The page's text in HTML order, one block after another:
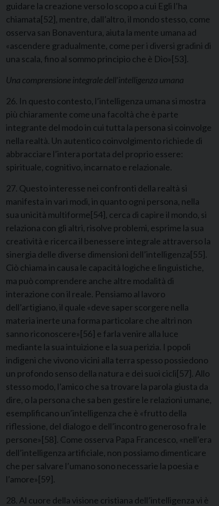
guidare la creazione verso lo scopo a cui Egli l’ha
chiamata[52], mentre, dall’altro, il mondo stesso, come
osserva san Bonaventura, aiuta la mente umana ad
«ascendere gradualmente, come per i diversi gradini di
una scala, fino al sommo principio che è Dio»[53].
Una comprensione integrale dell’intelligenza umana
26. In questo contesto, l’intelligenza umana si mostra
più chiaramente come una facoltà che è parte
integrante del modo in cui tutta la persona si coinvolge
nella realtà. Un autentico coinvolgimento richiede di
abbracciare l’intera portata del proprio essere:
spirituale, cognitivo, incarnato e relazionale.
27. Questo interesse nei confronti della realtà si
manifesta in vari modi, in quanto ogni persona, nella
sua unicità multiforme[54], cerca di capire il mondo, si
relaziona con gli altri, risolve problemi, esprime la sua
creatività e ricerca il benessere integrale attraverso la
sinergia delle diverse dimensioni dell’intelligenza[55].
Ciò chiama in causa le capacità logiche e linguistiche,
ma può comprendere anche altre modalità di
interazione con il reale. Pensiamo al lavoro
dell’artigiano, il quale «deve saper scorgere nella
materia inerte una forma particolare che altri non
sanno riconoscere»[56] e farla venire alla luce
mediante la sua intuizione e la sua perizia. I popoli
indigeni che vivono vicini alla terra spesso possiedono
un profondo senso della natura e dei suoi cicli[57]. Allo
stesso modo, l’amico che sa trovare la parola giusta da
dire, o la persona che sa ben gestire le relazioni umane,
esemplificano un’intelligenza che è «frutto della
riflessione, del dialogo e dell’incontro generoso fra le
persone»[58]. Come osserva Papa Francesco, «nell’era
dell’intelligenza artificiale, non possiamo dimenticare
che per salvare l’umano sono necessarie la poesia e
l’amore»[59].
28. Al cuore della visione cristiana dell’intelligenza vi è